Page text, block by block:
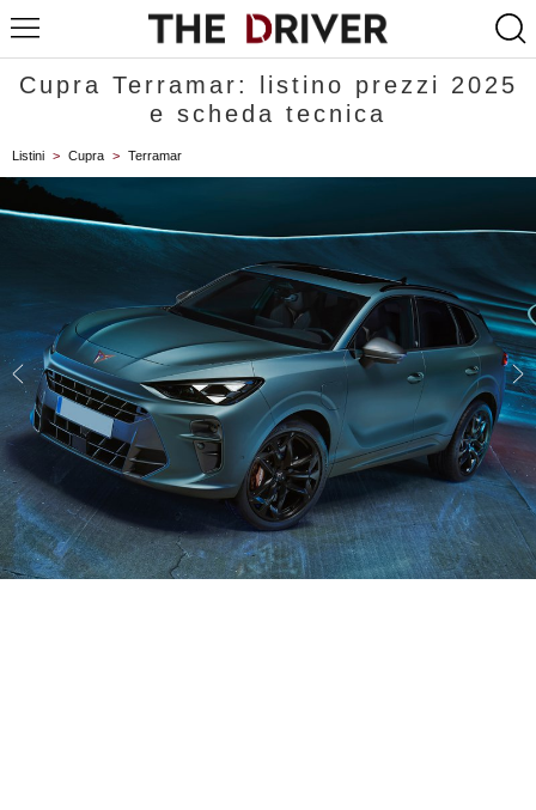
Cupra Terramar: listino prezzi 2025
e scheda tecnica
Listini > Cupra > Terramar